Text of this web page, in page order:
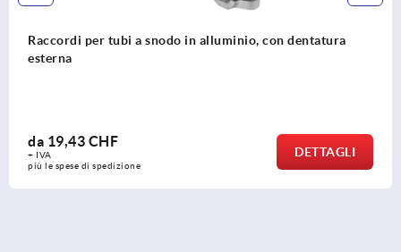
con dentatura
Raccordi per tubi a
36,97 CHF
più le spese di spedizione